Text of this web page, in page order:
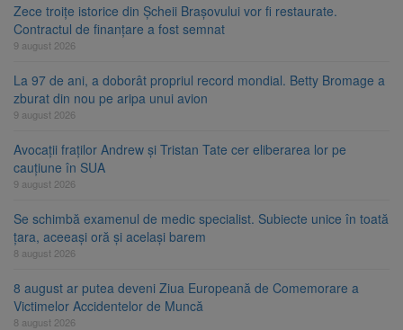
Zece troițe istorice din Șcheii Brașovului vor fi restaurate.
Contractul de finanțare a fost semnat
9 august 2026
La 97 de ani, a doborât propriul record mondial. Betty Bromage a
zburat din nou pe aripa unui avion
9 august 2026
Avocații fraților Andrew și Tristan Tate cer eliberarea lor pe
cauțiune în SUA
9 august 2026
Se schimbă examenul de medic specialist. Subiecte unice în toată
țara, aceeași oră și același barem
8 august 2026
8 august ar putea deveni Ziua Europeană de Comemorare a
Victimelor Accidentelor de Muncă
8 august 2026